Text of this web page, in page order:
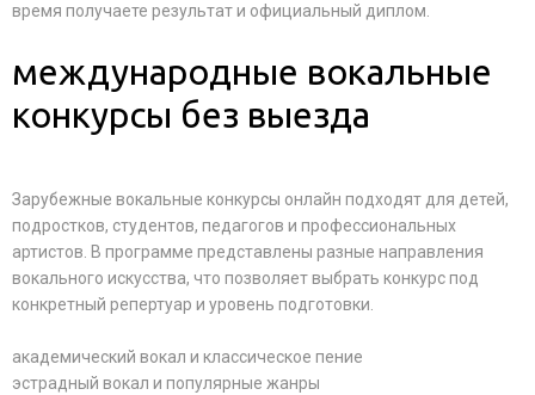
время получаете результат и официальный диплом.
международные вокальные
конкурсы без выезда
Зарубежные вокальные конкурсы онлайн подходят для детей,
подростков, студентов, педагогов и профессиональных
артистов. В программе представлены разные направления
вокального искусства, что позволяет выбрать конкурс под
конкретный репертуар и уровень подготовки.
академический вокал и классическое пение
эстрадный вокал и популярные жанры